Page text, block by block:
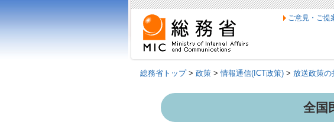
ご意見・ご提
総務省トップ> 政策 >情報通信(ICT政策) > 放送政策の
全国